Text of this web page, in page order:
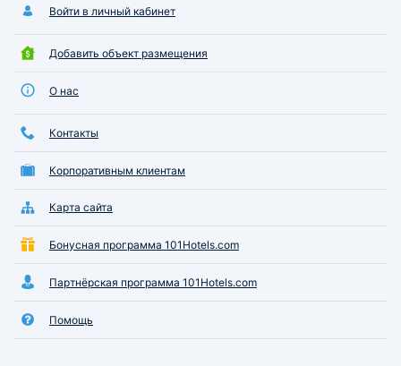
Войти в личный кабинет
Добавить объект размещения
О нас
Контакты
Корпоративным клиентам
Карта сайта
Бонусная программа 101Hotels.com
Партнёрская программа 101Hotels.com
Помощь